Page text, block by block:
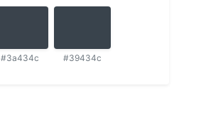
#3a434c #39434c